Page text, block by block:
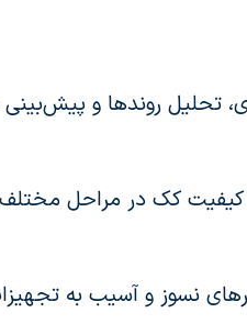
روندها و پیش‌بینی
کیفیت کک در مراحل
نسوز و آسیب به